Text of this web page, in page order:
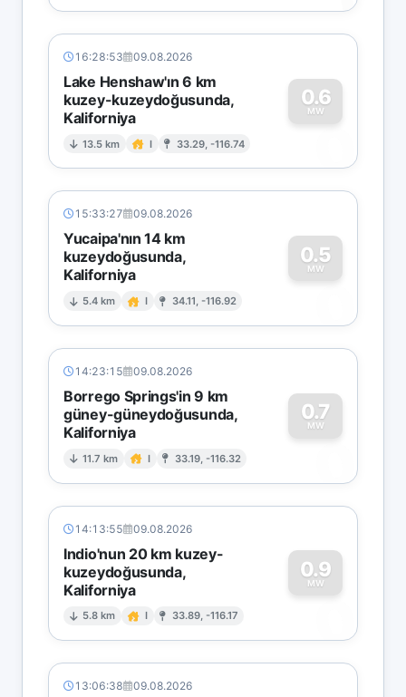
16:28:53 09.08.2026
Lake Henshaw'ın 6 km
kuzey-kuzeydoğusunda,
Kaliforniya
13.5 km I 33.29, -116.74
0.6
MW
0
15:33:27 09.08.2026
Yucaipa'nın 14 km
kuzeydoğusunda,
Kaliforniya
5.4 km I 34.11, -116.92
0.5
MW
0
14:23:15 09.08.2026
Borrego Springs'in 9 km
güney-güneydoğusunda,
Kaliforniya
11.7 km I 33.19, -116.32
0.7
MW
0
14:13:55 09.08.2026
Indio'nun 20 km kuzey-
kuzeydoğusunda,
Kaliforniya
5.8 km I 33.89, -116.17
0.9
MW
0
13:06:38 09.08.2026